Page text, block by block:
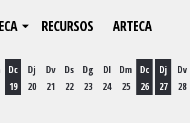
RECURSOS ARTECA
Dc
19
Dj
20
Dv
21
Ds
22
Dg
23
Dl
24
Dm
25
Dc
26
Dj
27
Dv
28